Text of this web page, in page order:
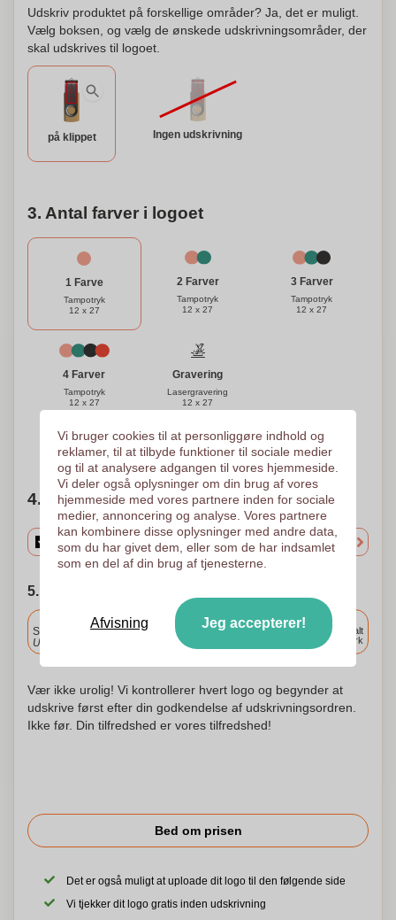
Udskriv produktet på forskellige områder? Ja, det er muligt.
Vælg boksen, og vælg de ønskede udskrivningsområder, der
skal udskrives til logoet.
på klippet Ingen udskrivning
3. Antal farver i logoet
1 Farve
Tampotryk
12 x 27
2 Farver
Tampotryk
12 x 27
3 Farver
Tampotryk
12 x 27
4 Farver
Tampotryk
12 x 27
Gravering
Lasergravering
12 x 27
Brug for hjælp?Hjælp mig med at vælge
4. Vælg mængden
5. Vælg forsendelsesdato
Inkluderet
Standard levering
Upload og godkend dine filer i morgen før 9:30.
Levering overalt
i Danmark
Vær ikke urolig! Vi kontrollerer hvert logo og begynder at
udskrive først efter din godkendelse af udskrivningsordren.
Ikke før. Din tilfredshed er vores tilfredshed!
Bed om prisen
Det er også muligt at uploade dit logo til den følgende side
Vi tjekker dit logo gratis inden udskrivning
Vi bruger cookies til at personliggøre indhold og
reklamer, til at tilbyde funktioner til sociale medier
og til at analysere adgangen til vores hjemmeside.
Vi deler også oplysninger om din brug af vores
hjemmeside med vores partnere inden for sociale
medier, annoncering og analyse. Vores partnere
kan kombinere disse oplysninger med andre data,
som du har givet dem, eller som de har indsamlet
som en del af din brug af tjenesterne.
Afvisning Jeg accepterer!